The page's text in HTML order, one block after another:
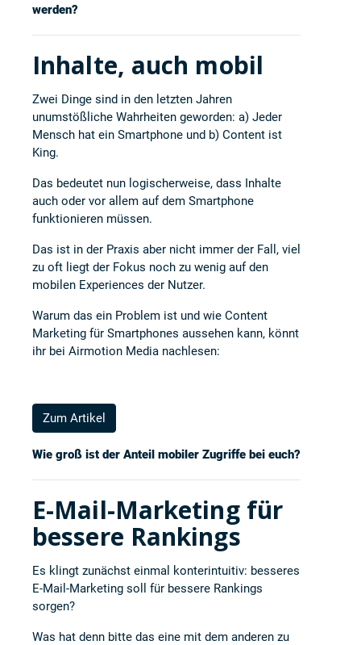
werden?
Inhalte, auch mobil
Zwei Dinge sind in den letzten Jahren
unumstößliche Wahrheiten geworden: a) Jeder
Mensch hat ein Smartphone und b) Content ist
King.
Das bedeutet nun logischerweise, dass Inhalte
auch oder vor allem auf dem Smartphone
funktionieren müssen.
Das ist in der Praxis aber nicht immer der Fall, viel
zu oft liegt der Fokus noch zu wenig auf den
mobilen Experiences der Nutzer.
Warum das ein Problem ist und wie Content
Marketing für Smartphones aussehen kann, könnt
ihr bei Airmotion Media nachlesen:
Zum Artikel
Wie groß ist der Anteil mobiler Zugriffe bei euch?
E-Mail-Marketing für
bessere Rankings
Es klingt zunächst einmal konterintuitiv: besseres
E-Mail-Marketing soll für bessere Rankings
sorgen?
Was hat denn bitte das eine mit dem anderen zu